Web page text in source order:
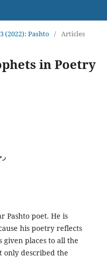
(2022): Pashto / Articles
in Poetry
Pashto poet. He is
his poetry reflects
given places to all the
only described the